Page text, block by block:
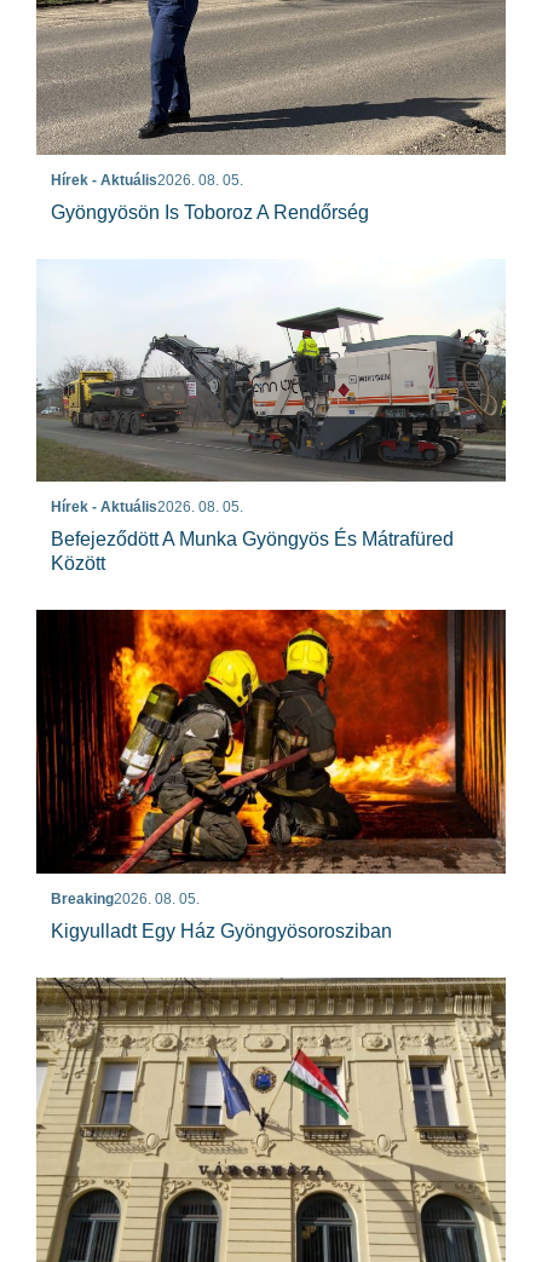
Hírek - Aktuális2026. 08. 05.
Gyöngyösön Is Toboroz A Rendőrség
Hírek - Aktuális2026. 08. 05.
Befejeződött A Munka Gyöngyös És Mátrafüred
Között
Breaking2026. 08. 05.
Kigyulladt Egy Ház Gyöngyösorosziban